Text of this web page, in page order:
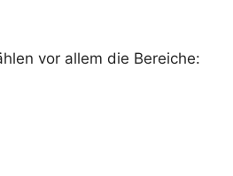
vor allem die Bereiche: